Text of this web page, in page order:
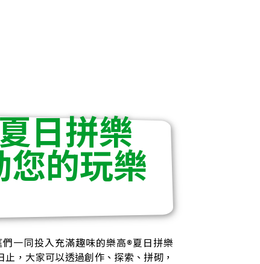
日拼樂
您的玩樂
一同投入充滿趣味的樂高®夏日拼樂
，大家可以透過創作、探索、拼砌，